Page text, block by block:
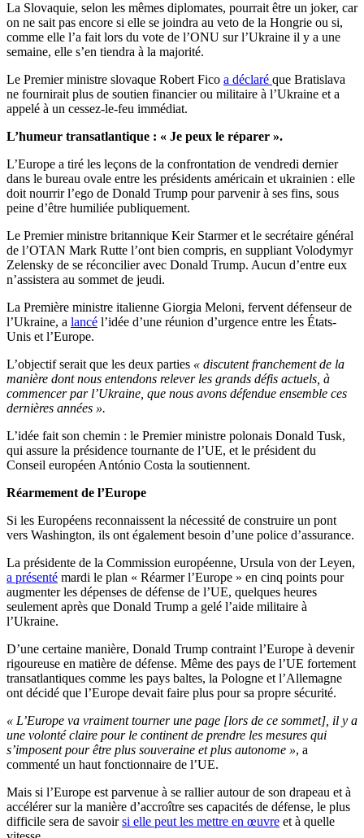
La Slovaquie, selon les mêmes diplomates, pourrait être un joker, car
on ne sait pas encore si elle se joindra au veto de la Hongrie ou si,
comme elle l’a fait lors du vote de l’ONU sur l’Ukraine il y a une
semaine, elle s’en tiendra à la majorité.
Le Premier ministre slovaque Robert Fico a déclaré que Bratislava
ne fournirait plus de soutien financier ou militaire à l’Ukraine et a
appelé à un cessez-le-feu immédiat.
L’humeur transatlantique : « Je peux le réparer ».
L’Europe a tiré les leçons de la confrontation de vendredi dernier
dans le bureau ovale entre les présidents américain et ukrainien : elle
doit nourrir l’ego de Donald Trump pour parvenir à ses fins, sous
peine d’être humiliée publiquement.
Le Premier ministre britannique Keir Starmer et le secrétaire général
de l’OTAN Mark Rutte l’ont bien compris, en suppliant Volodymyr
Zelensky de se réconcilier avec Donald Trump. Aucun d’entre eux
n’assistera au sommet de jeudi.
La Première ministre italienne Giorgia Meloni, fervent défenseur de
l’Ukraine, a lancé l’idée d’une réunion d’urgence entre les États-
Unis et l’Europe.
L’objectif serait que les deux parties « discutent franchement de la
manière dont nous entendons relever les grands défis actuels, à
commencer par l’Ukraine, que nous avons défendue ensemble ces
dernières années ».
L’idée fait son chemin : le Premier ministre polonais Donald Tusk,
qui assure la présidence tournante de l’UE, et le président du
Conseil européen António Costa la soutiennent.
Réarmement de l’Europe
Si les Européens reconnaissent la nécessité de construire un pont
vers Washington, ils ont également besoin d’une police d’assurance.
La présidente de la Commission européenne, Ursula von der Leyen,
a présenté mardi le plan « Réarmer l’Europe » en cinq points pour
augmenter les dépenses de défense de l’UE, quelques heures
seulement après que Donald Trump a gelé l’aide militaire à
l’Ukraine.
D’une certaine manière, Donald Trump contraint l’Europe à devenir
rigoureuse en matière de défense. Même des pays de l’UE fortement
transatlantiques comme les pays baltes, la Pologne et l’Allemagne
ont décidé que l’Europe devait faire plus pour sa propre sécurité.
« L’Europe va vraiment tourner une page [lors de ce sommet], il y a
une volonté claire pour le continent de prendre les mesures qui
s’imposent pour être plus souveraine et plus autonome », a
commenté un haut fonctionnaire de l’UE.
Mais si l’Europe est parvenue à se rallier autour de son drapeau et à
accélérer sur la manière d’accroître ses capacités de défense, le plus
difficile sera de savoirsi elle peut les mettre en œuvre et à quelle